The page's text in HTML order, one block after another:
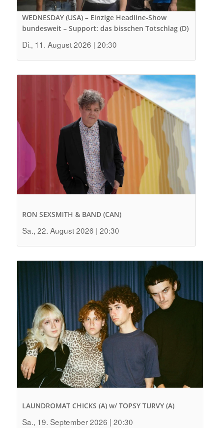
WEDNESDAY (USA) – Einzige Headline-Show
bundesweit – Support: das bisschen Totschlag (D)
Di., 11. August 2026 | 20:30
RON SEXSMITH & BAND (CAN)
Sa., 22. August 2026 | 20:30
LAUNDROMAT CHICKS (A) w/ TOPSY TURVY (A)
Sa., 19. September 2026 | 20:30